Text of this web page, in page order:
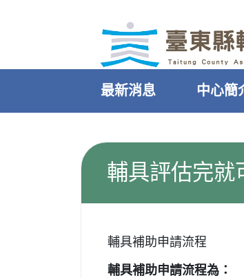
最新消息 中心簡
輔具評估完就
輔具補助申請流程
輔具補助申請流程為：